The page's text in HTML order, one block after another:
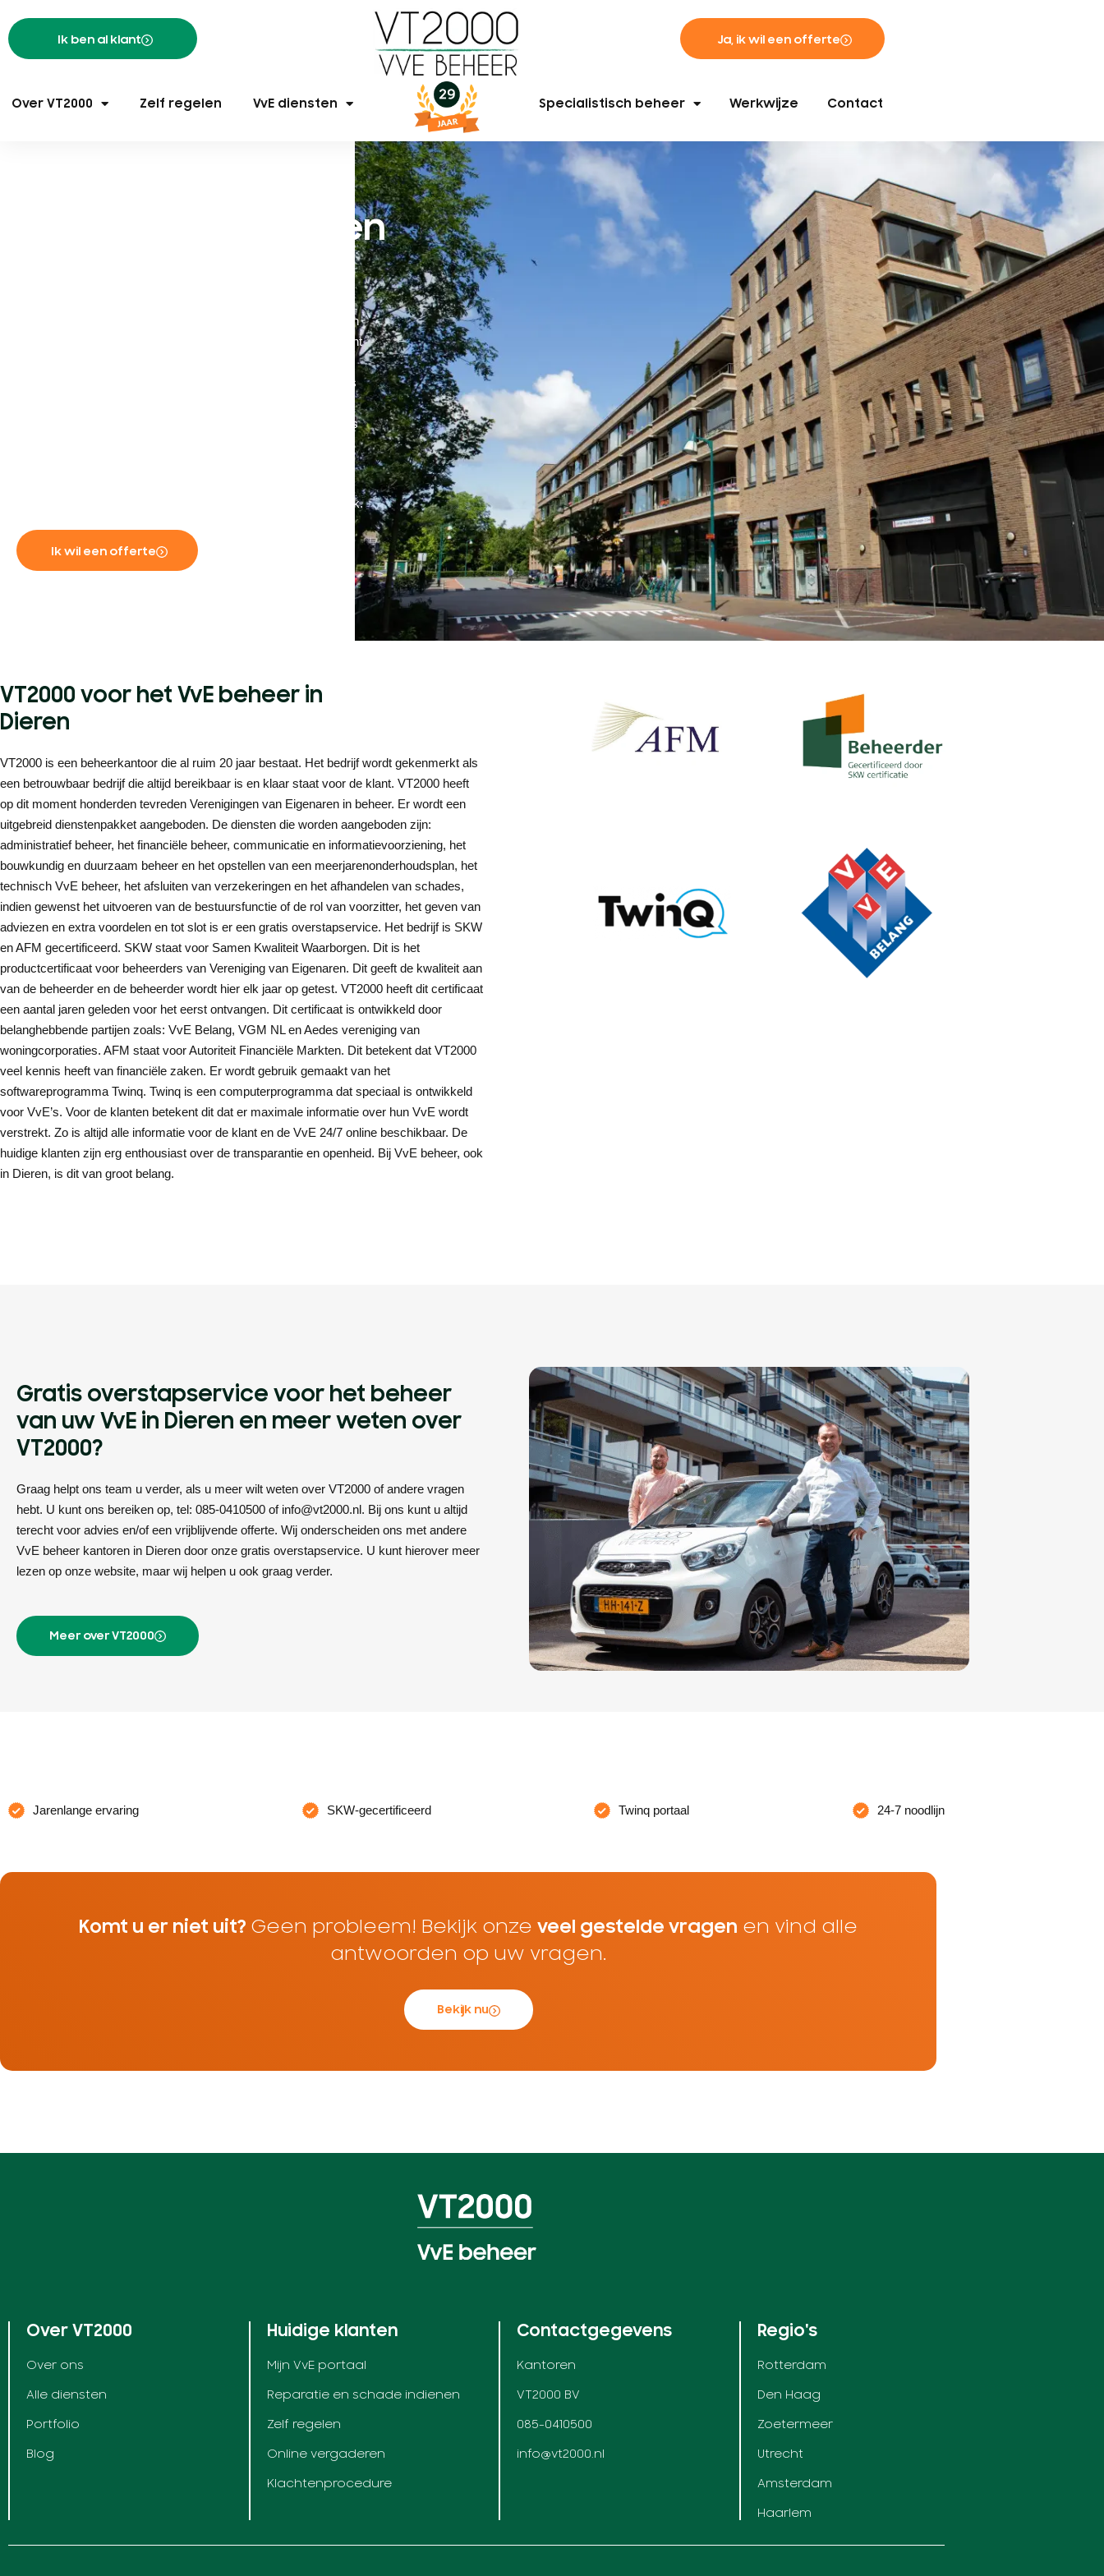
Ik ben al klant
Over VT2000 Zelf regelen VvE diensten
Ja, ik wil een offerte
Specialistisch beheer Werkwijze Contact
VvE beheer in Dieren
bereikbaarheid zijn daarbinnen twee belangrijke onderdelen. Een
betrouwbaar en bereikbaar beheerkantoor is open en transparant
partij zoals het SKW. Een goede speler in de regio van Dieren is
waarde aan transparante dienstverlening naar haar klanten en is
of Winterswijk.
Ik wil een offerte
VT2000 voor het VvE beheer in
Dieren
VT2000 is een beheerkantoor die al ruim 20 jaar bestaat. Het bedrijf wordt gekenmerkt als
een betrouwbaar bedrijf die altijd bereikbaar is en klaar staat voor de klant. VT2000 heeft
op dit moment honderden tevreden Verenigingen van Eigenaren in beheer. Er wordt een
uitgebreid dienstenpakket aangeboden. De diensten die worden aangeboden zijn:
administratief beheer, het financiële beheer, communicatie en informatievoorziening, het
bouwkundig en duurzaam beheer en het opstellen van een meerjarenonderhoudsplan, het
technisch VvE beheer, het afsluiten van verzekeringen en het afhandelen van schades,
indien gewenst het uitvoeren van de bestuursfunctie of de rol van voorzitter, het geven van
adviezen en extra voordelen en tot slot is er een gratis overstapservice. Het bedrijf is SKW
en AFM gecertificeerd. SKW staat voor Samen Kwaliteit Waarborgen. Dit is het
productcertificaat voor beheerders van Vereniging van Eigenaren. Dit geeft de kwaliteit aan
van de beheerder en de beheerder wordt hier elk jaar op getest. VT2000 heeft dit certificaat
een aantal jaren geleden voor het eerst ontvangen. Dit certificaat is ontwikkeld door
belanghebbende partijen zoals: VvE Belang, VGM NL en Aedes vereniging van
woningcorporaties. AFM staat voor Autoriteit Financiële Markten. Dit betekent dat VT2000
veel kennis heeft van financiële zaken. Er wordt gebruik gemaakt van het
softwareprogramma Twinq. Twinq is een computerprogramma dat speciaal is ontwikkeld
voor VvE’s. Voor de klanten betekent dit dat er maximale informatie over hun VvE wordt
verstrekt. Zo is altijd alle informatie voor de klant en de VvE 24/7 online beschikbaar. De
huidige klanten zijn erg enthousiast over de transparantie en openheid. Bij VvE beheer, ook
in Dieren, is dit van groot belang.
Gratis overstapservice voor het beheer
van uw VvE in Dieren en meer weten over
VT2000?
Graag helpt ons team u verder, als u meer wilt weten over VT2000 of andere vragen
hebt. U kunt ons bereiken op, tel: 085-0410500 of info@vt2000.nl. Bij ons kunt u altijd
terecht voor advies en/of een vrijblijvende offerte. Wij onderscheiden ons met andere
VvE beheer kantoren in Dieren door onze gratis overstapservice. U kunt hierover meer
lezen op onze website, maar wij helpen u ook graag verder.
Meer over VT2000
Jarenlange ervaring SKW-gecertificeerd Twinq portaal 24-7 noodlijn
Komt u er niet uit? Geen probleem! Bekijk onze veel gestelde vragen en vind alle
antwoorden op uw vragen.
Bekijk nu
Over VT2000
Over ons
Alle diensten
Portfolio
Blog
Huidige klanten
Mijn VvE portaal
Reparatie en schade indienen
Zelf regelen
Online vergaderen
Klachtenprocedure
Contactgegevens
Kantoren
VT2000 BV
085-0410500
info@vt2000.nl
Regio's
Rotterdam
Den Haag
Zoetermeer
Utrecht
Amsterdam
Haarlem